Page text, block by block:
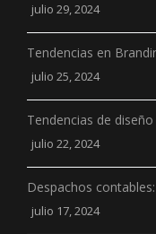
julio 29, 2024
Tendencias en
julio 25, 2024
Tendencias de
julio 22, 2024
Despachos
julio 17, 2024